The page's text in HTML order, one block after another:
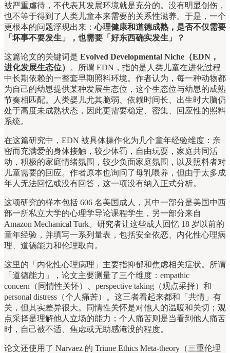
被严重虐待，不代表其发展环境就是充分的。没有明显创伤，
也不等于得到了人类儿童本来需要的关系性滋养。于是，一个
更根本的问题浮现出来：心理健康和道德成熟，是否不仅需要
「坏事不要发生」，也需要「好东西确实发生」？
这篇论文的关键词是 Evolved Developmental Niche（EDN，
进化发展生态位）
。所谓 EDN，指的是人类儿童在进化过程
中长期依赖的一整套早期照料环境。作者认为，每一种动物都
为自己的幼崽提供某种发展生态位，这个生态位与幼崽的成熟
节奏相匹配。人类婴儿尤其脆弱、依赖时间长、出生时大脑仍
处于高度未成熟状态，因此更需要稳定、密集、回应性的照料
系统。
在这篇研究中，EDN 被具体操作化为几个童年经验维度：亲
密而充满爱的身体接触，较少体罚，自由玩耍，家庭共同活
动，积极的家庭情绪氛围，较少负面家庭氛围，以及照料者对
儿童需要的回应。作者原本也询问了母乳喂养，但由于太多成
年人无法回忆或没有回答，这一项没有纳入正式分析。
这项研究的样本包括 606 名美国成人，其中一部分是美国中西
部一所私立大学的心理学导论课程学生，另一部分来自
Amazon Mechanical Turk。研究者让这些成人回忆 18 岁以前的
童年经验，并填写一系列量表，包括安全依恋、内化性心理病
理、道德能力和伦理取向。
这里的「内化性心理病理」主要指抑郁和焦虑相关症状。所谓
「道德能力」，论文主要测量了三个维度：empathic
concern（同情性关怀）、perspective taking（观点采择）和
personal distress（个人痛苦）。这三者看起来都和「共情」有
关，但其实差异很大。同情性关怀是对他人的温暖和关切；观
点采择是理解他人立场的能力；个人痛苦则是当看到他人痛苦
时，自己被不适、焦虑或无助感淹没的程度。
论文还使用了 Narvaez 的 Triune Ethics Meta-theory（三重伦理